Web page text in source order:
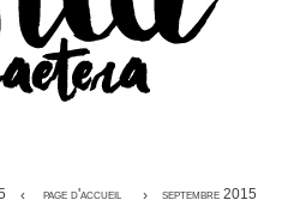
page d'accueil septembre 2015